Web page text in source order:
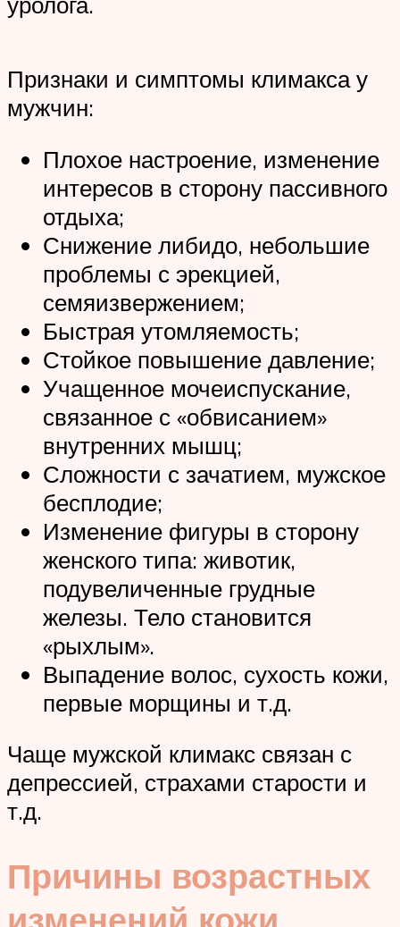
Признаки и симптомы климакса у
мужчин:
Плохое настроение, изменение
интересов в сторону пассивного
отдыха;
Снижение либидо, небольшие
проблемы с эрекцией,
семяизвержением;
Быстрая утомляемость;
Стойкое повышение давление;
Учащенное мочеиспускание,
связанное с «обвисанием»
внутренних мышц;
Сложности с зачатием, мужское
бесплодие;
Изменение фигуры в сторону
женского типа: животик,
подувеличенные грудные
железы. Тело становится
«рыхлым».
Выпадение волос, сухость кожи,
первые морщины и т.д.
Чаще мужской климакс связан с
депрессией, страхами старости и
т.д.
Причины возрастных